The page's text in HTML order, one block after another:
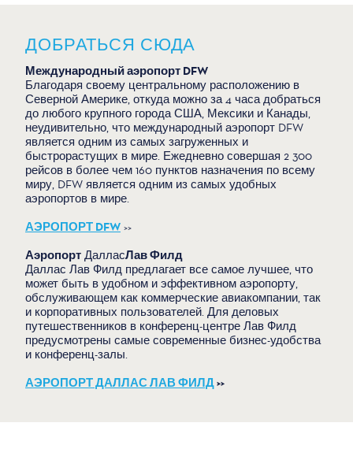
ДОБРАТЬСЯ СЮДА
Международный аэропорт DFW
Благодаря своему центральному расположению в
Северной Америке, откуда можно за 4 часа добраться
до любого крупного города США, Мексики и Канады,
неудивительно, что международный аэропорт DFW
является одним из самых загруженных и
быстрорастущих в мире. Ежедневно совершая 2 300
рейсов в более чем 160 пунктов назначения по всему
миру, DFW является одним из самых удобных
аэропортов в мире.
АЭРОПОРТ DFW >>
Аэропорт ДалласЛав Филд
Даллас Лав Филд предлагает все самое лучшее, что
может быть в удобном и эффективном аэропорту,
обслуживающем как коммерческие авиакомпании, так
и корпоративных пользователей. Для деловых
путешественников в конференц-центре Лав Филд
предусмотрены самые современные бизнес-удобства
и конференц-залы.
АЭРОПОРТ ДАЛЛАС ЛАВ ФИЛД>>